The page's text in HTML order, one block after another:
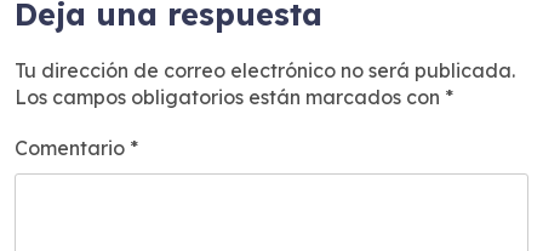
entradas
Deja una respuesta
Tu dirección de correo electrónico no será publicada.
Los campos obligatorios están marcados con *
Comentario *